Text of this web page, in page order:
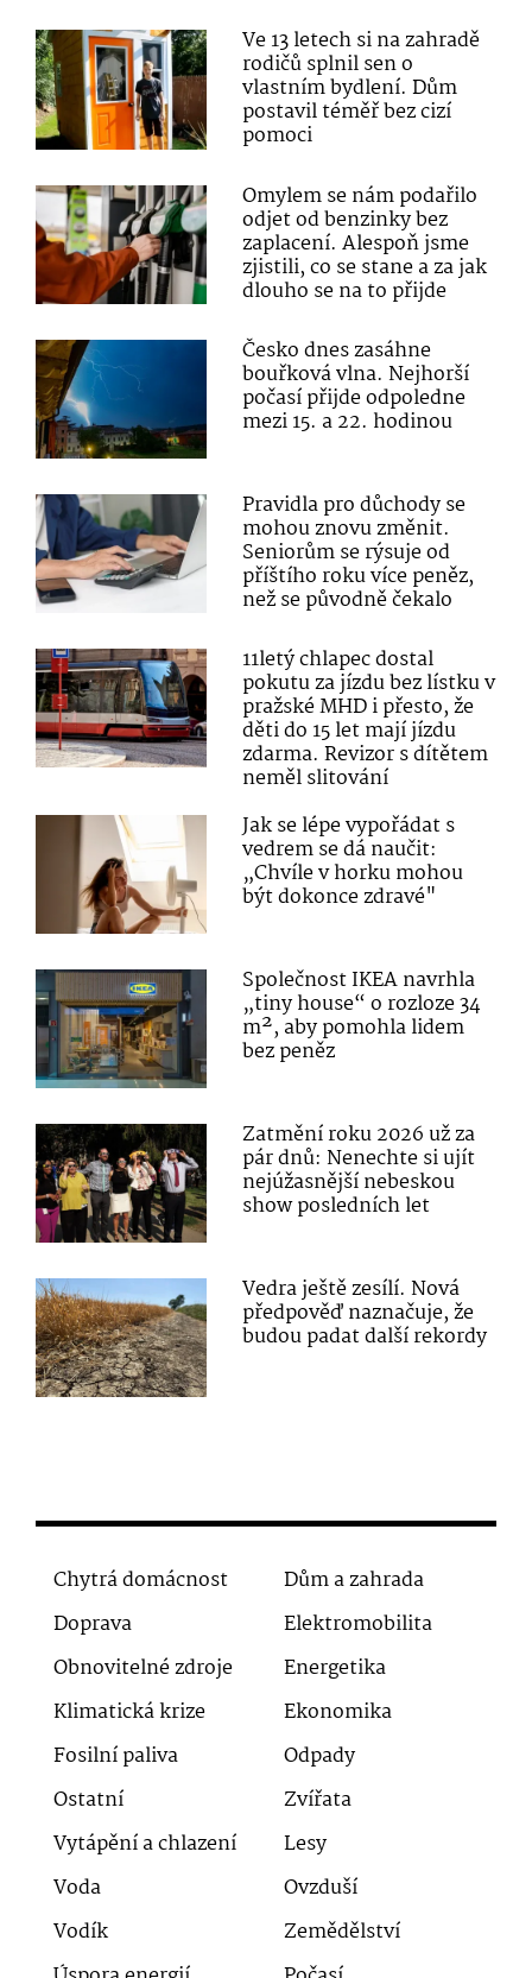
Ve 13 letech si na zahradě
rodičů splnil sen o
vlastním bydlení. Dům
postavil téměř bez cizí
pomoci
Omylem se nám podařilo
odjet od benzinky bez
zaplacení. Alespoň jsme
zjistili, co se stane a za jak
dlouho se na to přijde
Česko dnes zasáhne
bouřková vlna. Nejhorší
počasí přijde odpoledne
mezi 15. a 22. hodinou
Pravidla pro důchody se
mohou znovu změnit.
Seniorům se rýsuje od
příštího roku více peněz,
než se původně čekalo
11letý chlapec dostal
pokutu za jízdu bez lístku v
pražské MHD i přesto, že
děti do 15 let mají jízdu
zdarma. Revizor s dítětem
neměl slitování
Jak se lépe vypořádat s
vedrem se dá naučit:
„Chvíle v horku mohou
být dokonce zdravé"
Společnost IKEA navrhla
„tiny house“ o rozloze 34
m², aby pomohla lidem
bez peněz
Zatmění roku 2026 už za
pár dnů: Nenechte si ujít
nejúžasnější nebeskou
show posledních let
Vedra ještě zesílí. Nová
předpověď naznačuje, že
budou padat další rekordy
Chytrá domácnost
Dům a zahrada
Doprava
Elektromobilita
Obnovitelné zdroje
Energetika
Klimatická krize
Ekonomika
Fosilní paliva
Odpady
Ostatní
Zvířata
Vytápění a chlazení
Lesy
Voda
Ovzduší
Vodík
Zemědělství